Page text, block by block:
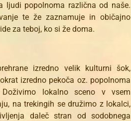
ljudi popolnoma različna od naše.
te že zaznamuje in običajno
za teboj, ko si že doma.
izredno velik kulturni šok,
izredno pekoča oz. popolnoma
Doživimo lokalno sceno v vsem
na trekingih se družimo z lokalci,
daleč stran od sodobnega